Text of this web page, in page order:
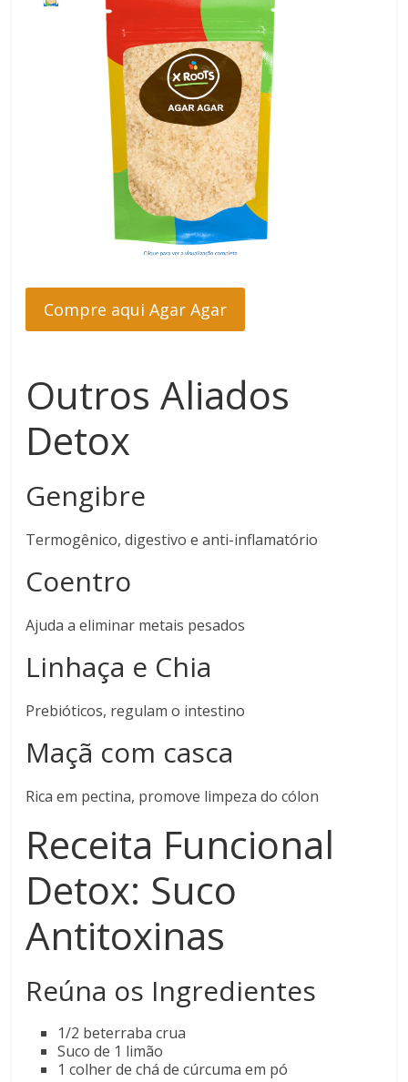
Compre aqui Agar Agar
Outros Aliados
Detox
Gengibre
Termogênico, digestivo e anti-inflamatório
Coentro
Ajuda a eliminar metais pesados
Linhaça e Chia
Prebióticos, regulam o intestino
Maçã com casca
Rica em pectina, promove limpeza do cólon
Receita Funcional
Detox: Suco
Antitoxinas
Reúna os Ingredientes
1/2 beterraba crua
Suco de 1 limão
1 colher de chá de cúrcuma em pó